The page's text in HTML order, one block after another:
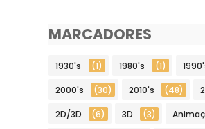
MARCADORES
1930's (1) 1980's (1)
2000's (30) 2010's (48)
2D/3D (6) 3D (3)